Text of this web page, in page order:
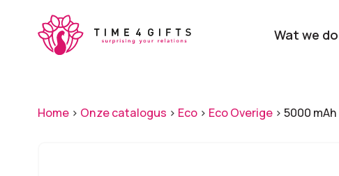
Wat we
Home > Onze catalogus > Eco > Eco Overige > 5000